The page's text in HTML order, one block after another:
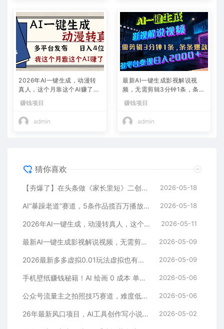
2026年AI一键生成，动漫转
真人，这个月靠这个AI赚了2
赚钱项目
admin
最新AI一键生成影视解说视
频，无需剪辑3分钟1条，条条
+
赚钱项目
admin
猜你喜欢
【夯爆了】在头条做《家长里短》二创小故事，这个月收益2w+ 2026-05-18
AI“暴躁老道”赛道，5条作品揽百万播放！（附变现全攻略） 2026-05-18
2026年AI一键生成，动漫转真人，这个月靠这个AI赚了2W+ 2026-05-11
最新AI一键生成影视解说视频，无需剪辑3分钟1条，条条爆款，多平台变现日入2000+ 2026-05-09
2026最新多多虚拟0.01玩法虚拟也有新门路轻松日入2500! 2026-05-09
手机壁纸赚钱秘籍！AI 绘画 0 成本 单店狂销 3.8 万单 2026-05-06
公众号流量主之拍照技巧赛道，难度低+流量大，起号第一篇就爆了10w阅读！ 2026-05-06
26年最新风口项目，AI工具创作写小说，轻松实现日入1000+ 2026-05-02